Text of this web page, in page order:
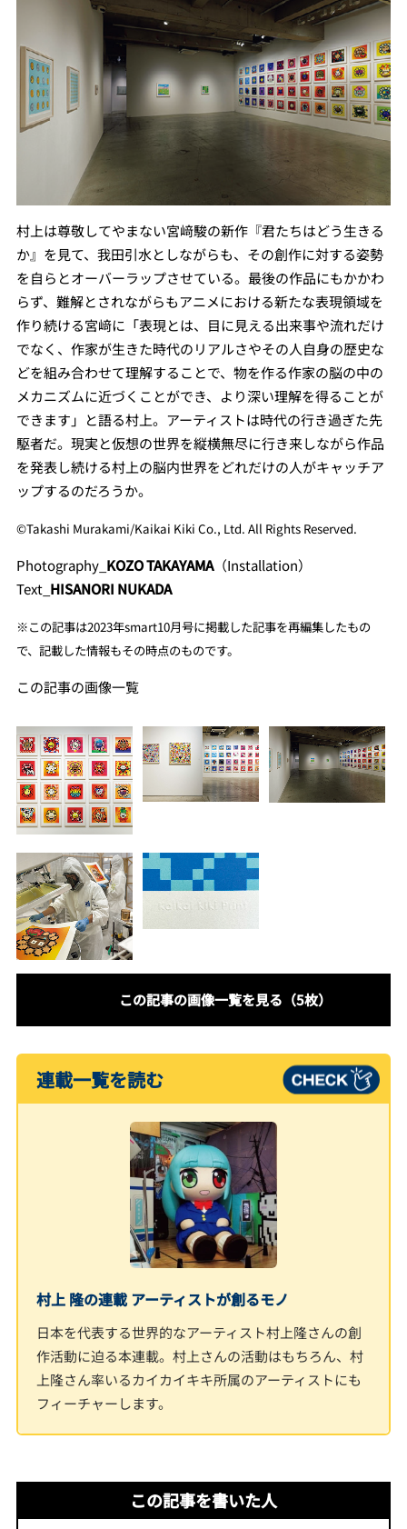
村上は尊敬してやまない宮﨑駿の新作『君たちはどう生きる
か』を見て、我田引水としながらも、その創作に対する姿勢
を自らとオーバーラップさせている。最後の作品にもかかわ
らず、難解とされながらもアニメにおける新たな表現領域を
作り続ける宮﨑に「表現とは、目に見える出来事や流れだけ
でなく、作家が生きた時代のリアルさやその人自身の歴史な
どを組み合わせて理解することで、物を作る作家の脳の中の
メカニズムに近づくことができ、より深い理解を得ることが
できます」と語る村上。アーティストは時代の行き過ぎた先
駆者だ。現実と仮想の世界を縦横無尽に行き来しながら作品
を発表し続ける村上の脳内世界をどれだけの人がキャッチア
ップするのだろうか。
©Takashi Murakami/Kaikai Kiki Co., Ltd. All Rights Reserved.
Photography_ KOZO TAKAYAMA（Installation）
Text_ HISANORI NUKADA
※この記事は2023年smart10月号に掲載した記事を再編集したもの
で、記載した情報もその時点のものです。
この記事の画像一覧
この記事の画像一覧を見る（5枚）
連載一覧を読む
村上 隆の連載 アーティストが創るモノ
日本を代表する世界的なアーティスト村上隆さんの創
作活動に迫る本連載。村上さんの活動はもちろん、村
上隆さん率いるカイカイキキ所属のアーティストにも
フィーチャーします。
この記事を書いた人